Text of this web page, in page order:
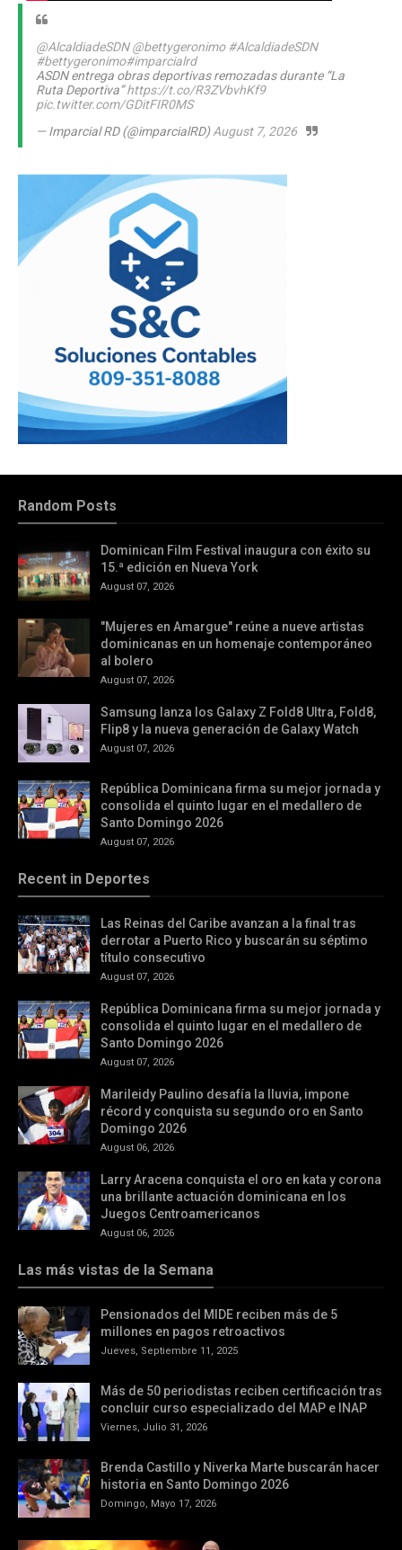
@AlcaldiadeSDN @bettygeronimo #AlcaldiadeSDN
#bettygeronimo#imparcialrd
ASDN entrega obras deportivas remozadas durante “La
Ruta Deportiva”https://t.co/R3ZVbvhKf9
pic.twitter.com/GDitFIR0MS
— Imparcial RD (@imparcialRD)August 7, 2026
Random Posts
Dominican Film Festival inaugura con éxito su
15.ª edición en Nueva York
August 07, 2026
"Mujeres en Amargue" reúne a nueve artistas
dominicanas en un homenaje contemporáneo
al bolero
August 07, 2026
Samsung lanza los Galaxy Z Fold8 Ultra, Fold8,
Flip8 y la nueva generación de Galaxy Watch
August 07, 2026
República Dominicana firma su mejor jornada y
consolida el quinto lugar en el medallero de
Santo Domingo 2026
August 07, 2026
Recent in Deportes
Las Reinas del Caribe avanzan a la final tras
derrotar a Puerto Rico y buscarán su séptimo
título consecutivo
August 07, 2026
República Dominicana firma su mejor jornada y
consolida el quinto lugar en el medallero de
Santo Domingo 2026
August 07, 2026
Marileidy Paulino desafía la lluvia, impone
récord y conquista su segundo oro en Santo
Domingo 2026
August 06, 2026
Larry Aracena conquista el oro en kata y corona
una brillante actuación dominicana en los
Juegos Centroamericanos
August 06, 2026
Las más vistas de la Semana
Pensionados del MIDE reciben más de 5
millones en pagos retroactivos
Jueves, Septiembre 11, 2025
Más de 50 periodistas reciben certificación tras
concluir curso especializado del MAP e INAP
Viernes, Julio 31, 2026
Brenda Castillo y Niverka Marte buscarán hacer
historia en Santo Domingo 2026
Domingo, Mayo 17, 2026